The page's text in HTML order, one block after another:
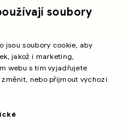
s.r.o.
soubory
jsou soubory cookie, aby
jakož i marketing,
webu s tím vyjadřujete
nebo přijmout výchozí